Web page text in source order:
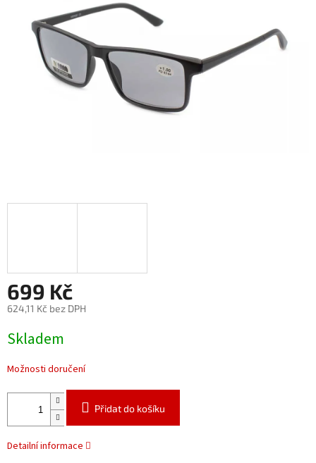
hvězdiček.
699 Kč
624,11 Kč bez DPH
cena:
Skladem
Možnosti doručení
Přidat do košíku
Detailní informace